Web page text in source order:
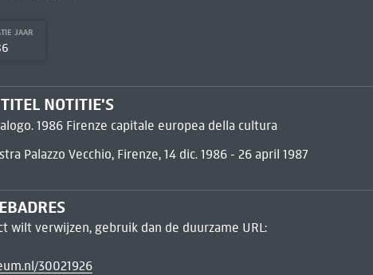
JAAR
NOTITIE'S
1986 Firenze capitale europea della cultura
Palazzo Vecchio, Firenze, 14 dic. 1986 - 26 april 1987
wilt verwijzen, gebruik dan de duurzame URL:
30021926